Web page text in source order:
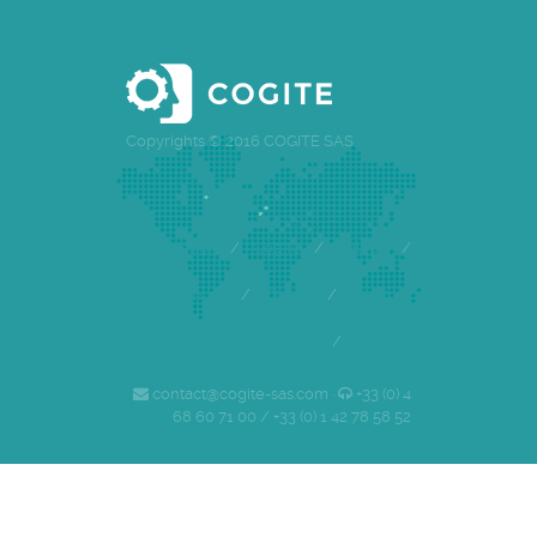
Copyrights © 2016 COGITE SAS
Accueil / Cogite / Equipe /
Références / Clients / Emploi
/
contact@cogite-sas.com ·
+33 (0) 4
68 60 71 00 / +33 (0) 1 42 78 58 52